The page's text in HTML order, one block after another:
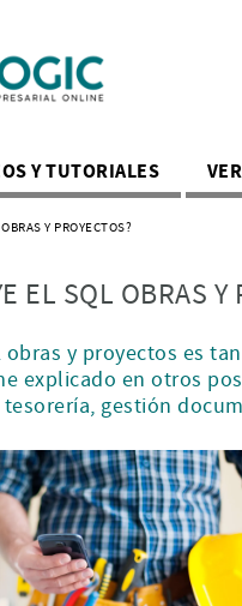
Y TUTORIALES
Y PROYECTOS?
EL SQL OBRAS Y
y proyectos es
explicado en otros
gestión